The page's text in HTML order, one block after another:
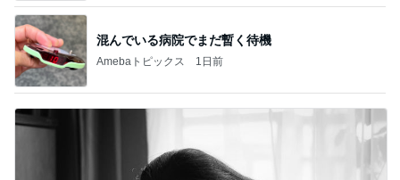
混んでいる病院でまだ暫く待機
Amebaトピックス 1日前